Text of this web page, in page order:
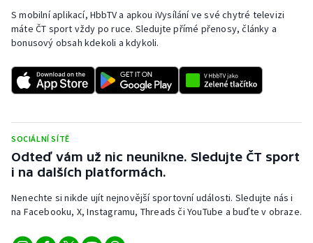
S mobilní aplikací, HbbTV a apkou iVysílání ve své chytré televizi
máte ČT sport vždy po ruce. Sledujte přímé přenosy, články a
bonusový obsah kdekoli a kdykoli.
SOCIÁLNÍ SÍTĚ
Odteď vám už nic neunikne. Sledujte ČT sport
i na dalších platformách.
Nenechte si nikde ujít nejnovější sportovní události. Sledujte nás i
na Facebooku, X, Instagramu, Threads či YouTube a buďte v obraze.